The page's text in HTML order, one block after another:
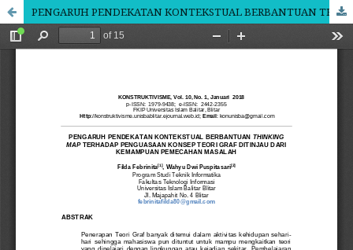
PENGARUH PENDEKATAN KONTEKSTUAL BERBANTUAN THINKING MAP TERHADAP PENGUASAAN KONSEP TEORI GRAF DITINJAU DARI KEMAMPUAN PEMECAHAN MASALAH